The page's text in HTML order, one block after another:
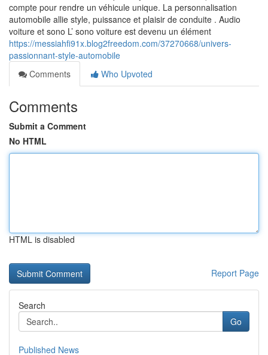
compte pour rendre un véhicule unique. La personnalisation
automobile allie style, puissance et plaisir de conduite . Audio
voiture et sono L’ sono voiture est devenu un élément
https://messiahfi91x.blog2freedom.com/37270668/univers-
passionnant-style-automobile
Comments
Who Upvoted
Comments
Submit a Comment
No HTML
HTML is disabled
Report Page
Search
Go
Published News